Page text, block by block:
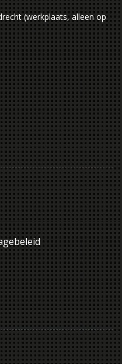
(werkplaats, alleen op